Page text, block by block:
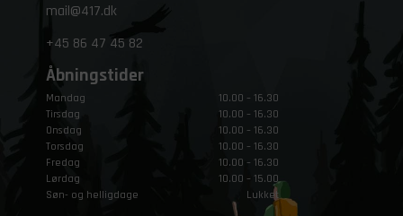
mail@417.dk
+45 86 47 45 82
Åbningstider
Mandag
10.00 – 16.30
Tirsdag
10.00 – 16.30
Onsdag
10.00 – 16.30
Torsdag
10.00 – 16.30
Fredag
10.00 – 16.30
Lørdag
10.00 – 15.00
Søn- og helligdage
Lukket